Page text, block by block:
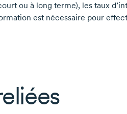
ou à long terme), les taux
est nécessaire pour